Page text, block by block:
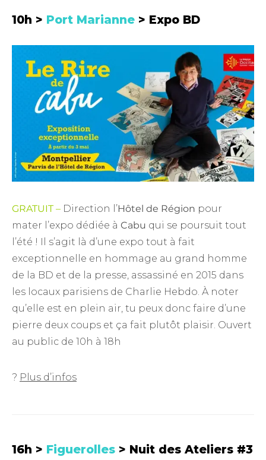
10h > Port Marianne > Expo BD
GRATUIT – Direction l’Hôtel de Région pour
mater l’expo dédiée à Cabu qui se poursuit tout
l’été ! Il s’agit là d’une expo tout à fait
exceptionnelle en hommage au grand homme
de la BD et de la presse, assassiné en 2015 dans
les locaux parisiens de Charlie Hebdo. À noter
qu’elle est en plein air, tu peux donc faire d’une
pierre deux coups et ça fait plutôt plaisir. Ouvert
au public de 10h à 18h
? Plus d’infos
16h > Figuerolles > Nuit des Ateliers #3